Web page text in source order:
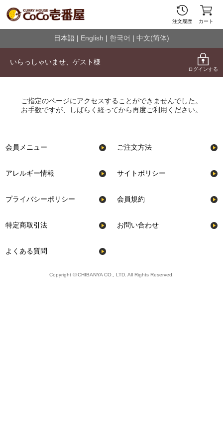
注文履歴 カート
日本語 | English | 한국어 | 中文(简体)
いらっしゃいませ、 ゲスト様
ログインする
ご指定のページにアクセスすることができませんでした。
お手数ですが、しばらく経ってから再度ご利用ください。
会員メニュー ご注文方法
アレルギー情報 サイトポリシー
プライバシーポリシー 会員規約
特定商取引法 お問い合わせ
よくある質問
Copyright ©ICHIBANYA CO., LTD. All Rights Reserved.